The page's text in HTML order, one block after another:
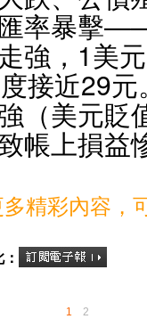
率暴擊
強，1美
接近29
（美元貶
帳上損益
多精彩內容，
1 2